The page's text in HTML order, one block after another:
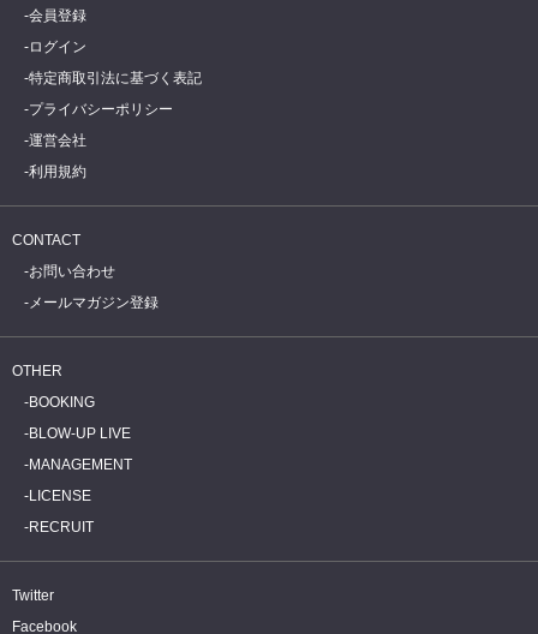
会員登録
ログイン
特定商取引法に基づく表記
プライバシーポリシー
運営会社
利用規約
CONTACT
お問い合わせ
メールマガジン登録
OTHER
BOOKING
BLOW-UP LIVE
MANAGEMENT
LICENSE
RECRUIT
Twitter
Facebook